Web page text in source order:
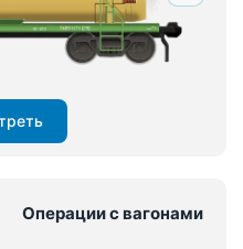
Операции с вагонами